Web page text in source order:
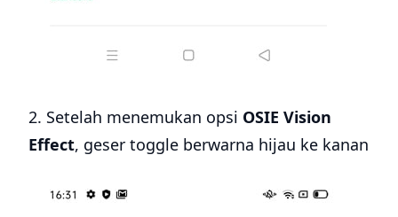
2. Setelah menemukan opsi OSIE Vision
Effect, geser toggle berwarna hijau ke kanan